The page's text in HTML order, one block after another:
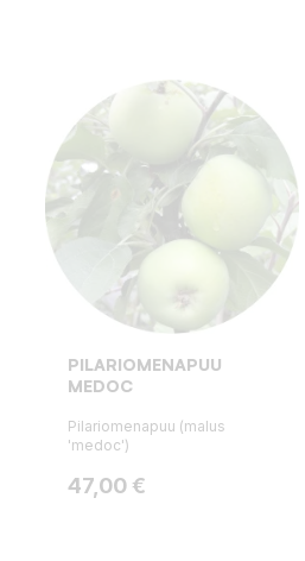
PILARIOMENAPUU
MEDOC
Pilariomenapuu (malus
'medoc')
Hinta
47,00 €